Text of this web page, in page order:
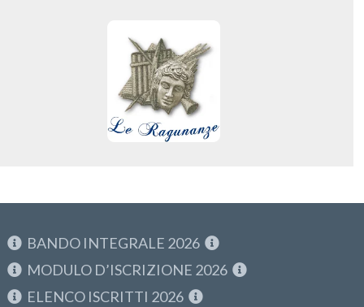
BANDO INTEGRALE 2026
MODULO D’ISCRIZIONE 2026
ELENCO ISCRITTI 2026